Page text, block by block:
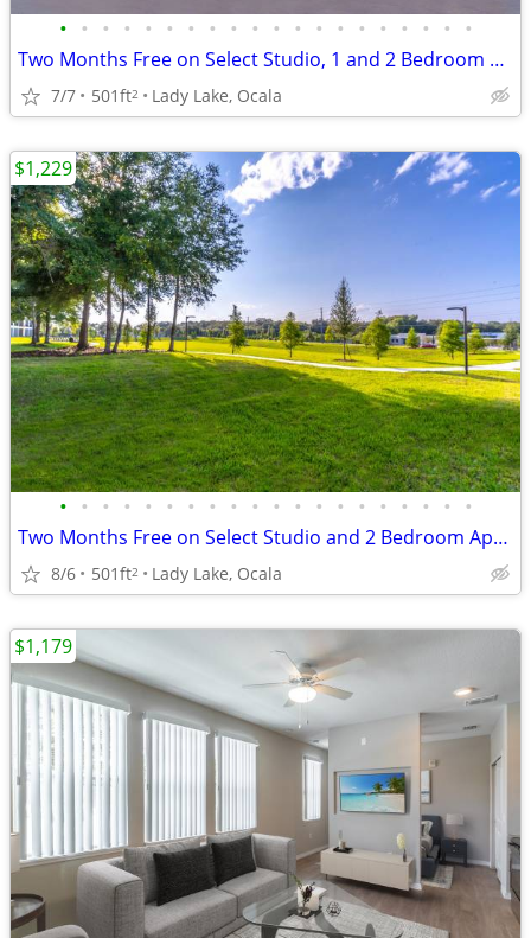
• • • • • • • • • • • • • • • • • • • •
Two Months Free on Select Studio, 1 and 2 Bedroom Apartment Homes*
7/7 501ft2 Lady Lake, Ocala
• • • • • • • • • • • • • • • • • • • •
Two Months Free on Select Studio and 2 Bedroom Apartment Homes*
8/6 501ft2 Lady Lake, Ocala
$1,229
$1,179